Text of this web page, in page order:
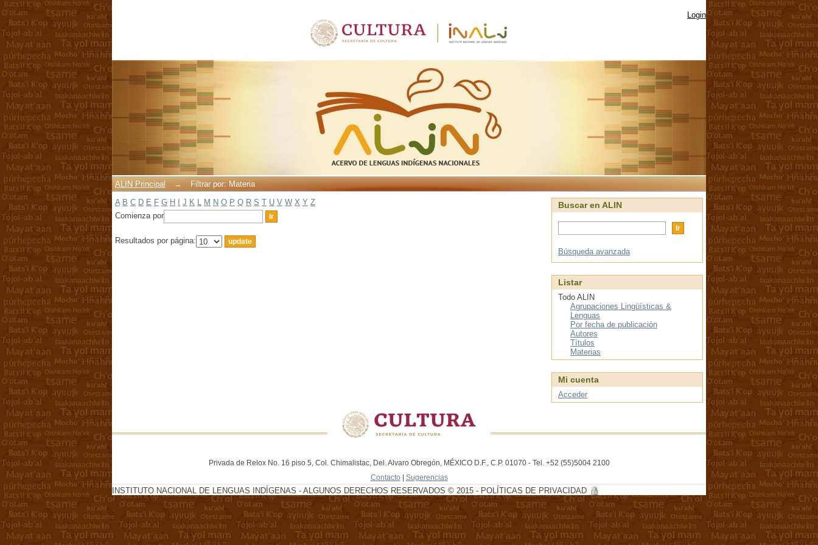
Login
ALIN Principal →
Filtrar por: Materia
A B C D E F G H J K L M N O P Q R S T U V W X Y Z
Comienza por
Resultados por página:
Buscar en ALIN
Búsqueda avanzada
Listar
Todo ALIN
Agrupaciones Lingüísticas &
Lenguas
Por fecha de publicación
Autores
Títulos
Materias
Mi cuenta
Acceder
Privada de Relox No. 16 piso 5, Col. Chimalistac, Del. Alvaro Obregón, MÉXICO D.F., C.P. 01070 - Tel. +52 (55)5004 2100
Contacto | Sugerencias
INSTITUTO NACIONAL DE LENGUAS INDÍGENAS - ALGUNOS DERECHOS RESERVADOS © 2015 - POLÍTICAS DE PRIVACIDAD